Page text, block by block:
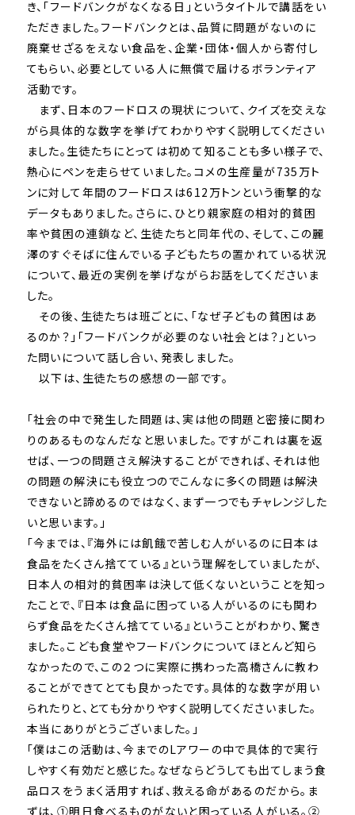
き、「フードバンクがなくなる日」 というタイトルで講話をい
ただきました。フードバンクとは、品質に問題がないのに
廃棄せざるをえない食品を、企業・団体・個人から寄付し
てもらい、 必要としている人に無償で届けるボランティア
活動です。
まず、日本のフードロスの現状について、 クイズを交えな
がら具体的な数字を挙げてわかりやすく説明してく ださい
ました。生徒たちにとっては初めて知ることも多い様子で、
熱心にペンを走らせていました。 コメの生産量が735万ト
ンに対して年間のフードロスは612万トンという衝撃的な
データもありました。さらに、 ひとり親家庭の相対的貧困
率や貧困の連鎖など、 生徒たちと同年代の、そして、 この麗
澤のすぐそばに住んでいる子どもたちの置かれている状況
について、最近の実例を挙げながらお話をしてくださいま
した。
その後、生徒たちは班ごとに、「なぜ子どもの貧困はあ
るのか？」 「フードバンクが必要のない社会とは？」 といっ
た問いについて話し合い、発表しました。
以下は、生徒たちの感想の一部です。
「社会の中で発生した問題は、実は他の問題と密接に関わ
りのあるものなんだなと思いました。 ですがこれは裏を返
せば、 一つの問題さえ解決することができれば、 それは他
の問題の解決にも役立つのでこんなに多くの問題は解決
できないと諦めるのではなく、 まず一つでもチャレンジした
いと思います。」
「今までは、『海外には飢餓で苦しむ人がいるのに日本は
食品をたくさん捨てている』という理解をしていましたが、
日本人の相対的貧困率は決して低くないということを知っ
たことで、『日本は食品に困っている人がいるのにも関わ
らず食品をたくさん捨てている』ということがわかり、驚き
ました。 こども食堂やフードバンクについてほとんど知ら
なかったので、 この２つに実際に携わった高橋さんに教わ
ることができてとても良かったです。具体的な数字が用い
られたりと、 とても分かりやすく説明してくださいました。
本当にありがとうございました。」
「僕はこの活動は、今までのLアワーの中で具体的で実行
しやすく有効だと感じた。 なぜならどうしても出てしまう食
品ロスをうまく活用すれば、 救える命があるのだから。ま
ずは、①明日食べるものがないと困っている人がいる。②